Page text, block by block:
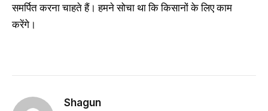
समर्पित करना चाहते हैं। हमने सोचा था कि किसानों के लिए काम
करेंगे।
Shagun